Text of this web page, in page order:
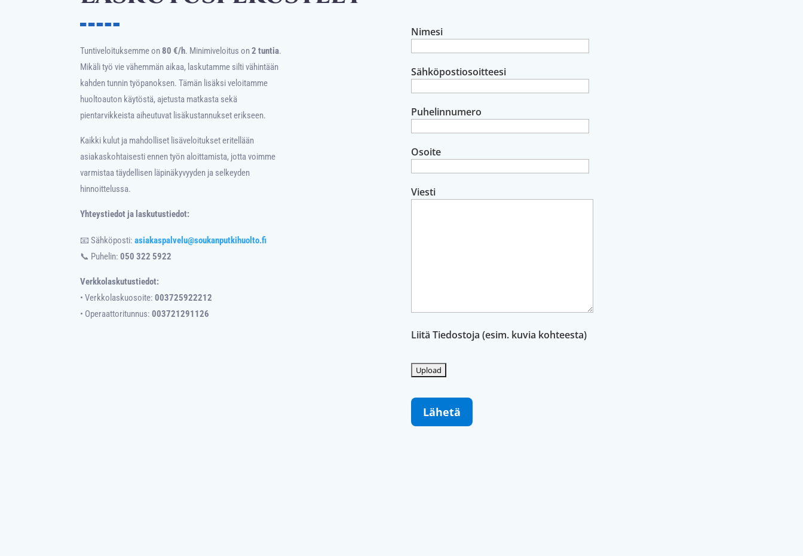
Tuntiveloituksemme on80 €/h. Minimiveloitus on2 tuntia.
Mikäli työ vie vähemmän aikaa, laskutamme silti vähintään
kahden tunnin työpanoksen. Tämän lisäksi veloitamme
huoltoauton käytöstä, ajetusta matkasta sekä
pientarvikkeista aiheutuvat lisäkustannukset erikseen.
Kaikki kulut ja mahdolliset lisäveloitukset eritellään
asiakaskohtaisesti ennen työn aloittamista, jotta voimme
varmistaa täydellisen läpinäkyvyyden ja selkeyden
hinnoittelussa.
Yhteystiedot ja laskutustiedot:
📧 Sähköposti:asiakaspalvelu@soukanputkihuolto.fi
📞 Puhelin:050 322 5922
Verkkolaskutustiedot:
• Verkkolaskuosoite:003725922212
• Operaattoritunnus:003721291126
Nimesi
Sähköpostiosoitteesi
Puhelinnumero
Osoite
Viesti
Liitä Tiedostoja (esim. kuvia kohteesta)